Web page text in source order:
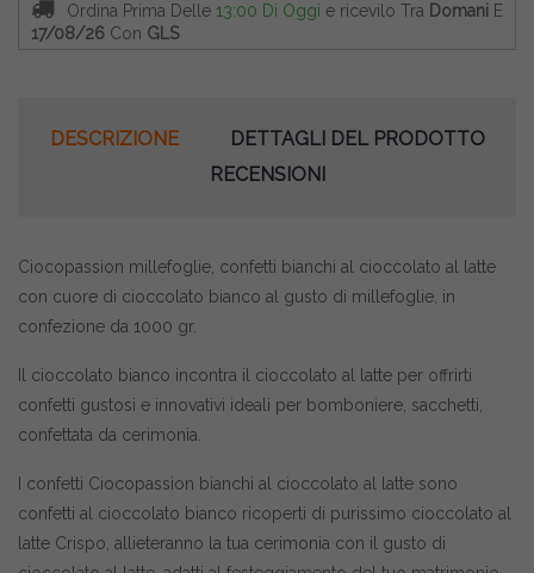
Ordina Prima Delle 13:00 Di Oggi e ricevilo Tra Domani E
17/08/26 Con GLS
DESCRIZIONE
DETTAGLI DEL PRODOTTO
RECENSIONI
Ciocopassion millefoglie, confetti bianchi al cioccolato al latte
con cuore di cioccolato bianco al gusto di millefoglie, in
confezione da 1000 gr.
Il cioccolato bianco incontra il cioccolato al latte per offrirti
confetti gustosi e innovativi ideali per bomboniere, sacchetti,
confettata da cerimonia.
I confetti Ciocopassion bianchi al cioccolato al latte sono
confetti al cioccolato bianco ricoperti di purissimo cioccolato al
latte Crispo, allieteranno la tua cerimonia con il gusto di